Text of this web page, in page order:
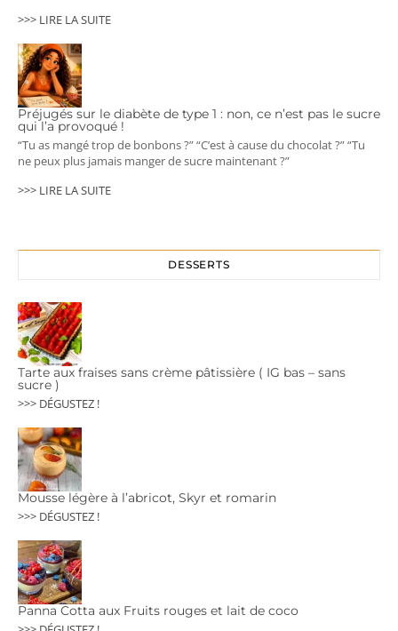
>>> LIRE LA SUITE
Préjugés sur le diabète de type 1 : non, ce n’est pas le sucre
qui l’a provoqué !
“Tu as mangé trop de bonbons ?” “C’est à cause du chocolat ?” “Tu
ne peux plus jamais manger de sucre maintenant ?”
>>> LIRE LA SUITE
DESSERTS
Tarte aux fraises sans crème pâtissière ( IG bas – sans
sucre )
>>> DÉGUSTEZ !
Mousse légère à l’abricot, Skyr et romarin
>>> DÉGUSTEZ !
Panna Cotta aux Fruits rouges et lait de coco